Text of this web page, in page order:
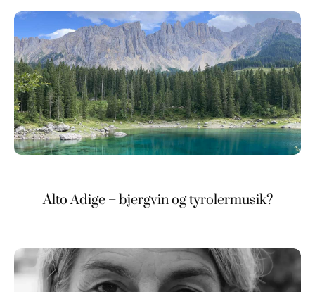
Alto Adige – bjergvin og tyrolermusik?